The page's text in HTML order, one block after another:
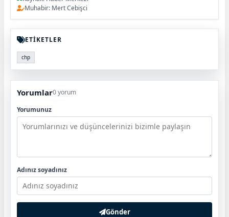
Muhabir: Mert Cebişci
ETİKETLER
chp
Yorumlar0 yorum
Yorumunuz
Adınız soyadınız
Gönder